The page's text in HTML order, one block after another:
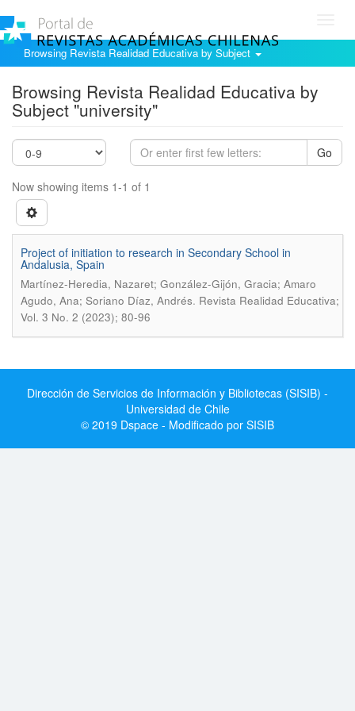
Browsing Revista Realidad Educativa by Subject
Browsing Revista Realidad Educativa by
Subject "university"
Go
Now showing items 1-1 of 1
Project of initiation to research in Secondary School in
Andalusia, Spain
Martínez-Heredia, Nazaret; González-Gijón, Gracia; Amaro
Agudo, Ana; Soriano Díaz, Andrés. Revista Realidad Educativa;
Vol. 3 No. 2 (2023); 80-96
Dirección de Servicios de Información y Bibliotecas (SISIB) -
Universidad de Chile
© 2019 Dspace - Modificado por SISIB